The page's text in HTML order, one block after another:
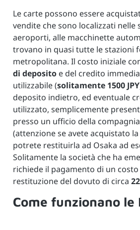
Le carte possono essere
vendite che sono localizzati nelle
aeroporti, alle macchinette
trovano in quasi tutte le stazioni
metropolitana. Il costo iniziale
di deposito e del credito
utilizzabile (solitamente 1500 JPY
deposito indietro, ed eventuale
utilizzato, semplicemente
presso un ufficio della compagnia
(attenzione se avete acquistato la
potrete restituirla ad Osaka ad
Solitamente la società che ha
richiede il pagamento di un
restituzione del dovuto di circa
Come funzionano le